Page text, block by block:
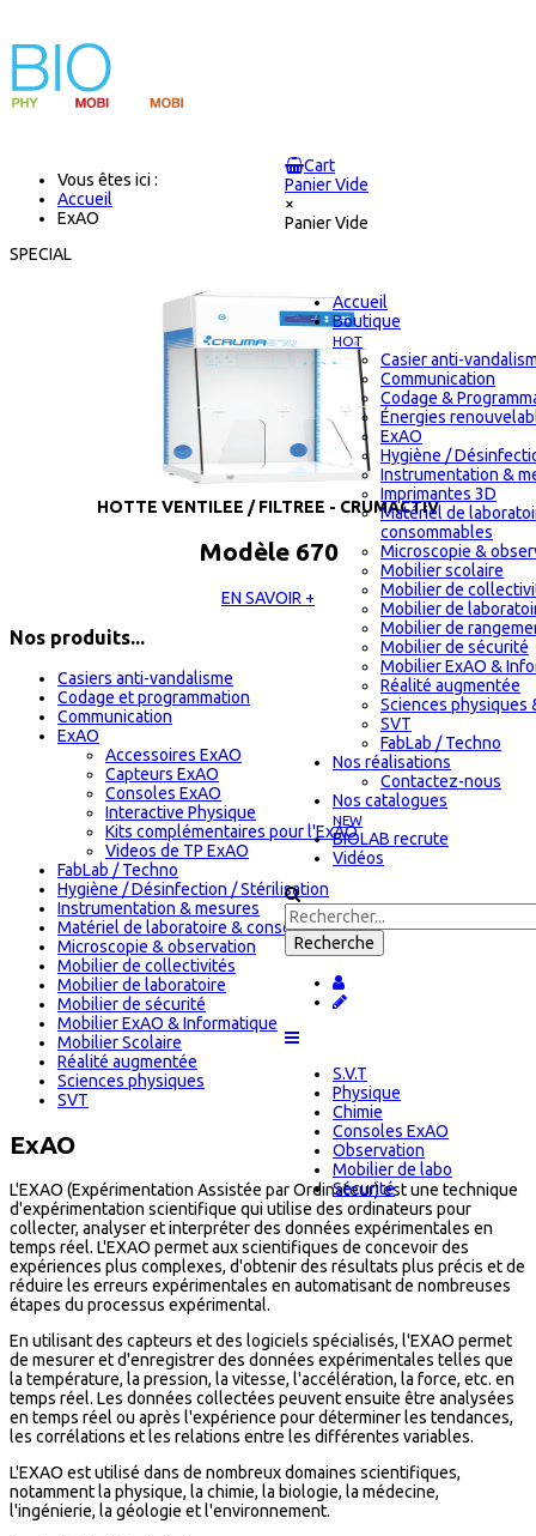
Cart
Panier Vide
×
Panier Vide
Accueil
Boutique
HOT
Casier anti-
Communication
Codage &
Énergies
ExAO
Hygiène /
Instrumentation &
Imprimantes 3D
Matériel de
consommables
Microscopie &
Mobilier scolaire
Mobilier de
Mobilier de
Mobilier de
Mobilier de sécurité
Mobilier ExAO &
Réalité augmentée
Sciences physiques
SVT
FabLab / Techno
Nos réalisations
Contactez-nous
Nos catalogues
NEW
BIOLAB recrute
Vidéos
S.V.T
Physique
Chimie
Consoles ExAO
Observation
Mobilier de labo
Sécurité
Vous êtes ici :
Accueil
ExAO
SPECIAL
HOTTE VENTILEE / FILTREE - CRUMACTIV
Modèle 670
EN SAVOIR +
Nos produits...
Casiers anti-vandalisme
Codage et programmation
Communication
ExAO
Accessoires ExAO
Capteurs ExAO
Consoles ExAO
Interactive Physique
Kits complémentaires pour l'ExAO
Videos de TP ExAO
FabLab / Techno
Hygiène / Désinfection / Stérilisation
Instrumentation & mesures
Matériel de laboratoire & consommables
Microscopie & observation
Mobilier de collectivités
Mobilier de laboratoire
Mobilier de sécurité
Mobilier ExAO & Informatique
Mobilier Scolaire
Réalité augmentée
Sciences physiques
SVT
ExAO
L'EXAO (Expérimentation Assistée par Ordinateur) est une technique
d'expérimentation scientifique qui utilise des ordinateurs pour
collecter, analyser et interpréter des données expérimentales en
temps réel. L'EXAO permet aux scientifiques de concevoir des
expériences plus complexes, d'obtenir des résultats plus précis et de
réduire les erreurs expérimentales en automatisant de nombreuses
étapes du processus expérimental.
En utilisant des capteurs et des logiciels spécialisés, l'EXAO permet
de mesurer et d'enregistrer des données expérimentales telles que
la température, la pression, la vitesse, l'accélération, la force, etc. en
temps réel. Les données collectées peuvent ensuite être analysées
en temps réel ou après l'expérience pour déterminer les tendances,
les corrélations et les relations entre les différentes variables.
L'EXAO est utilisé dans de nombreux domaines scientifiques,
notamment la physique, la chimie, la biologie, la médecine,
l'ingénierie, la géologie et l'environnement.